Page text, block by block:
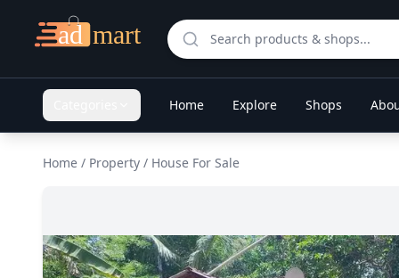
Home Explore Shops
Home / Property / House For Sale